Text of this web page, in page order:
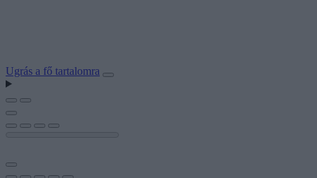
Ugrás a fő tartalomra